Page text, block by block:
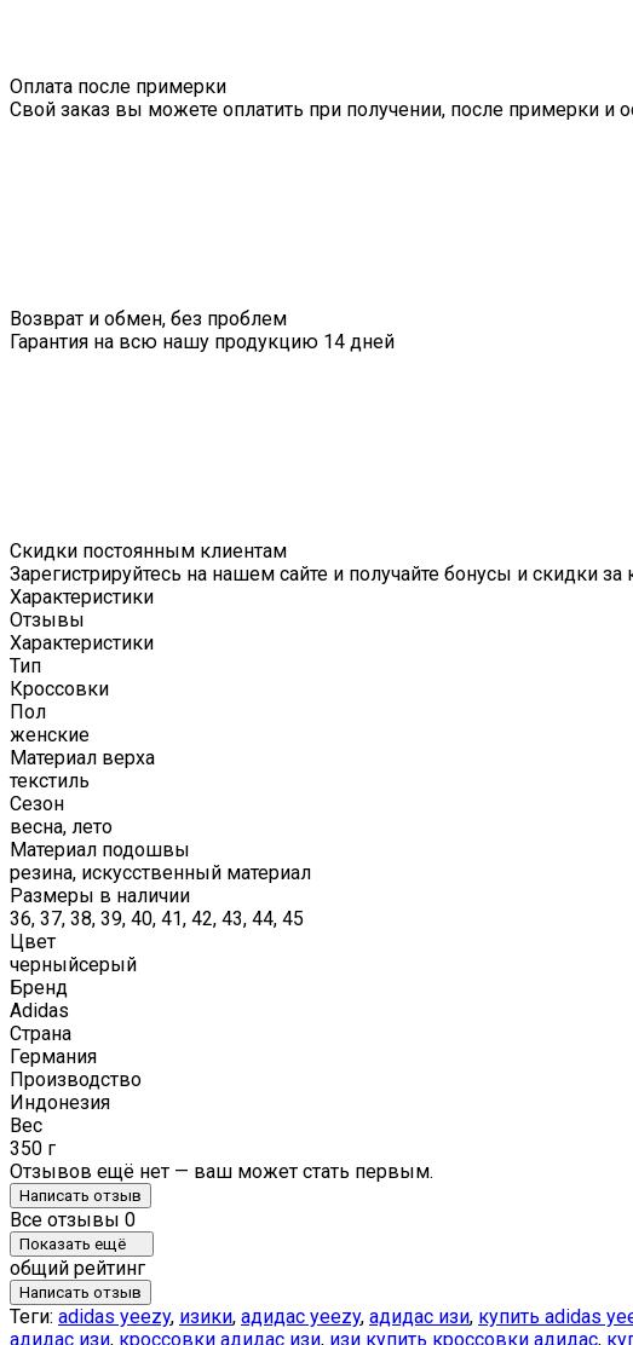
Оплата после примерки
Свой заказ вы можете оплатить при получении, после примерки и
Возврат и обмен, без проблем
Гарантия на всю нашу продукцию 14 дней
Скидки постоянным клиентам
Зарегистрируйтесь на нашем сайте и получайте бонусы и скидки
Характеристики
Отзывы
Характеристики
Тип
Кроссовки
Пол
женские
Материал верха
текстиль
Сезон
весна, лето
Материал подошвы
резина, искусственный материал
Размеры в наличии
36, 37, 38, 39, 40, 41, 42, 43, 44, 45
Цвет
черныйсерый
Бренд
Adidas
Страна
Германия
Производство
Индонезия
Вес
350 г
Отзывов ещё нет — ваш может стать первым.
Написать отзыв
Все отзывы 0
Показать ещё
общий рейтинг
Написать отзыв
Теги: adidas yeezy, изики, адидас yeezy, адидас изи, купить adidas
адидас изи, кроссовки адидас изи, изи купить кроссовки адидас,